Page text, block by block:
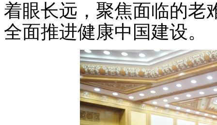
着眼长远，聚焦面临的老
全面推进健康中国建设。